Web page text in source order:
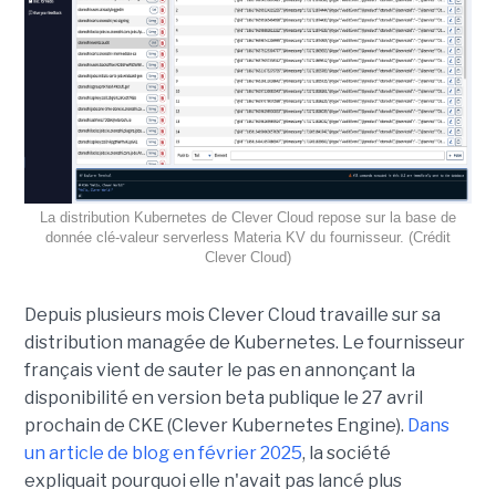
La distribution Kubernetes de Clever Cloud repose sur la base de
donnée clé-valeur serverless Materia KV du fournisseur. (Crédit
Clever Cloud)
Depuis plusieurs mois Clever Cloud travaille sur sa
distribution managée de Kubernetes. Le fournisseur
français vient de sauter le pas en annonçant la
disponibilité en version beta publique le 27 avril
prochain de CKE (Clever Kubernetes Engine). Dans
un article de blog en février 2025, la société
expliquait pourquoi elle n'avait pas lancé plus